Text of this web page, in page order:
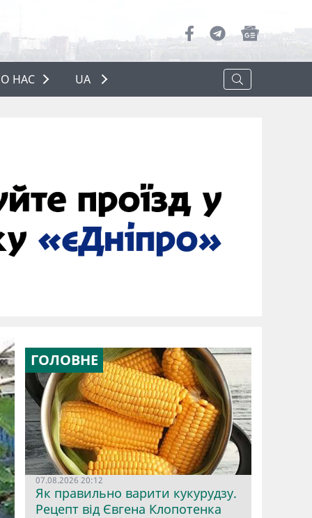
НАС
НАС
UA
ГОЛОВНЕ
07.08.2026 20:12
Як правильно варити кукурудзу.
Рецепт від Євгена Клопотенка